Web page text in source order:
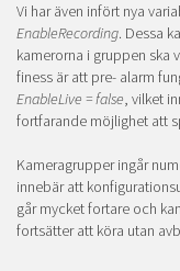
Vi har även infört nya
EnableRecording. Dessa
kamerorna i gruppen ska
finess är att pre- alarm
EnableLive = false, vilket
fortfarande möjlighet att
Kameragrupper ingår
innebär att
går mycket fortare och
fortsätter att köra utan